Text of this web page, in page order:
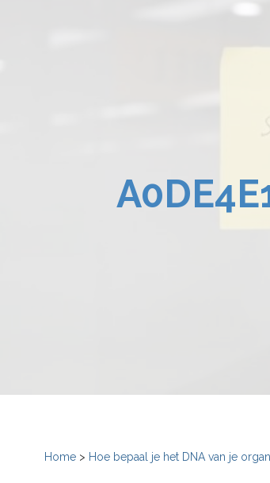
Home > Hoe bepaal je het DNA van je